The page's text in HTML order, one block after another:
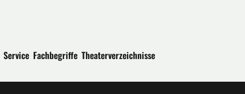
Service Fachbegriffe Theaterverzeichnisse